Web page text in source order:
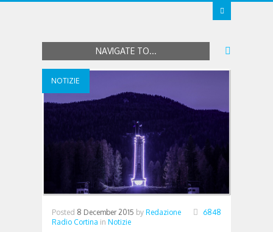
NAVIGATE TO...
NOTIZIE
Posted 8 December 2015 by Redazione
Radio Cortina in Notizie
6848